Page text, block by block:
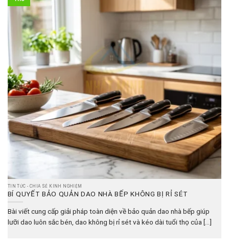
TIN TỨC - CHIA SẺ KINH NGHIỆM
BÍ QUYẾT BẢO QUẢN DAO NHÀ BẾP KHÔNG BỊ RỈ SÉT
Bài viết cung cấp giải pháp toàn diện về bảo quản dao nhà bếp giúp
lưỡi dao luôn sắc bén, dao không bị rỉ sét và kéo dài tuổi thọ của [...]